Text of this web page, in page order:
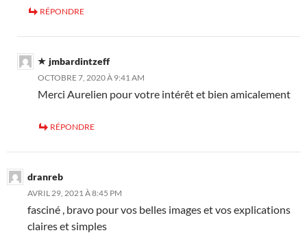
RÉPONDRE
jmbardintzeff
OCTOBRE 7, 2020 À 9:41 AM
Merci Aurelien pour votre intérêt et bien amicalement
RÉPONDRE
dranreb
AVRIL 29, 2021 À 8:45 PM
fasciné , bravo pour vos belles images et vos explications
claires et simples